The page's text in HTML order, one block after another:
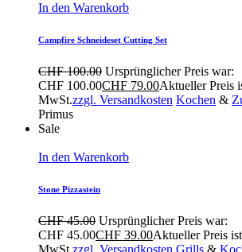
In den Warenkorb
Campfire Schneideset Cutting Set
CHF100.00 Ursprünglicher Preis war:
CHF 100.00CHF 79.00Aktueller Preis
MwSt.zzgl. Versandkosten Kochen &
Primus
Sale
In den Warenkorb
Stone Pizzastein
CHF45.00 Ursprünglicher Preis war:
CHF 45.00CHF 39.00Aktueller Preis